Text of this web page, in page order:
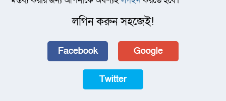
লগিন করুন সহজেই!
Facebook Google
Twitter